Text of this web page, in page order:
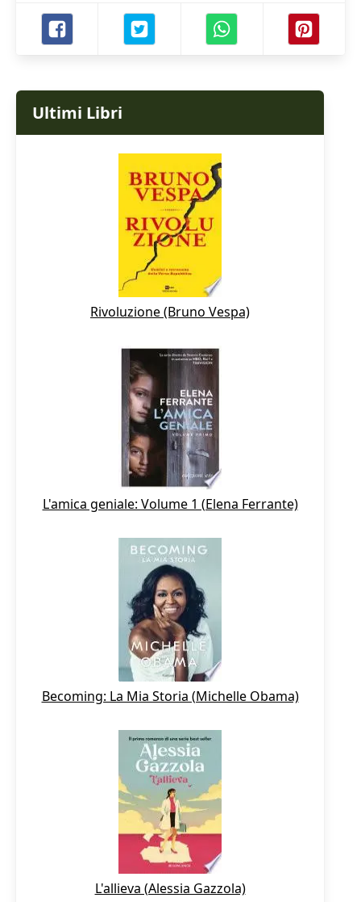
Ultimi Libri
Rivoluzione (Bruno Vespa)
L'amica geniale: Volume 1 (Elena Ferrante)
Becoming: La Mia Storia (Michelle Obama)
L'allieva (Alessia Gazzola)